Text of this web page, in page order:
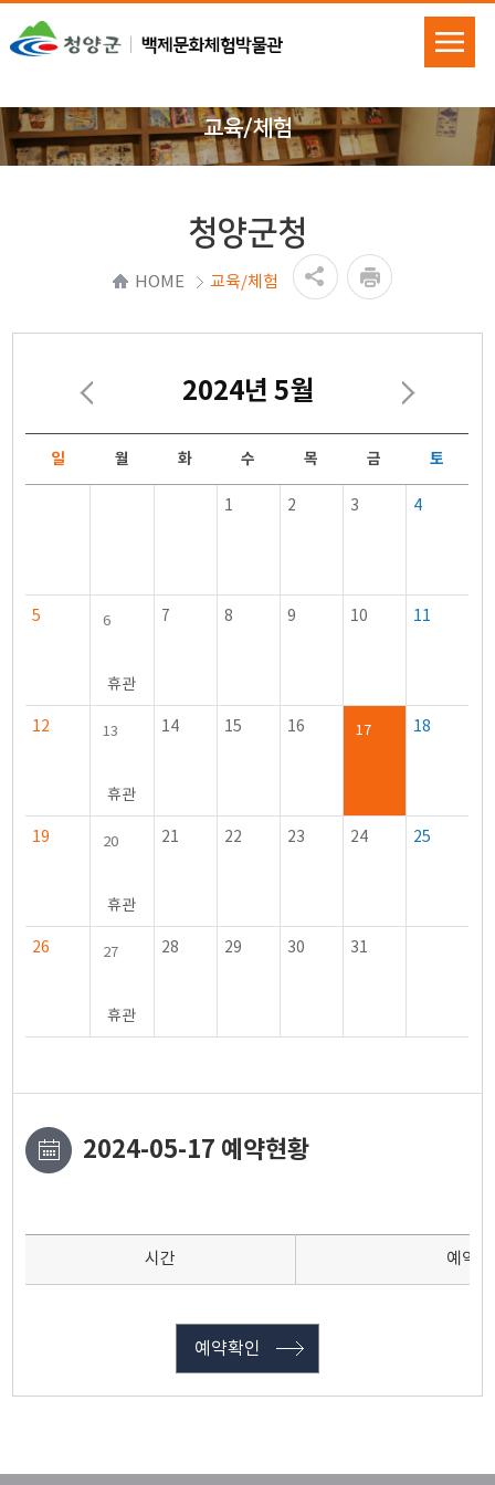
교육/체험
청양군청
HOME 교육/체험
2024년 5월
일 월 화 수 목 금 토
1 2 3 4
5 6
휴관
7 8 9 10 11
12 13
휴관
14 15 16 17 18
19 20
휴관
21 22 23 24 25
26 27
휴관
28 29 30 31
2024-05-17 예약현황
시간 예약
예약확인